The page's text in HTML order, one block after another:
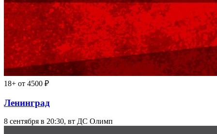
18+ от 4500 ₽
Ленинград
8 сентября в 20:30, вт ДС Олимп